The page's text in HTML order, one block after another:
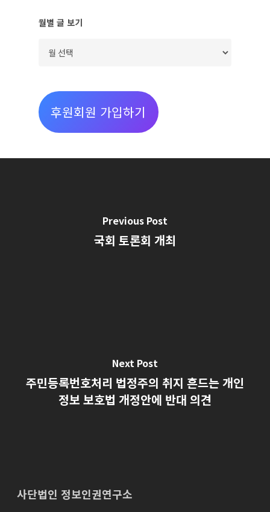
월별 글 보기
보
기
후원회원 가입하기
Previous Post
국회 토론회 개최
Next Post
주민등록번호처리 법정주의 취지 흔드는 개인
정보 보호법 개정안에 반대 의견
사단법인 정보인권연구소